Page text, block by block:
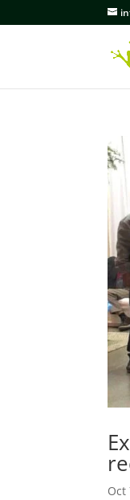
Oct